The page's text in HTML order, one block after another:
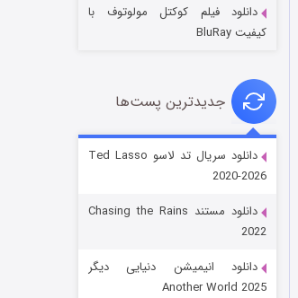
قسمت
دانلود فیلم کوکتل مولوتوف با
کیفیت BluRay
جدیدترین پست‌ها
دانلود سریال تد لاسو Ted Lasso
2020-2026
دانلود مستند Chasing the Rains
2022
دانلود انیمیشن دنیایی دیگر
Another World 2025